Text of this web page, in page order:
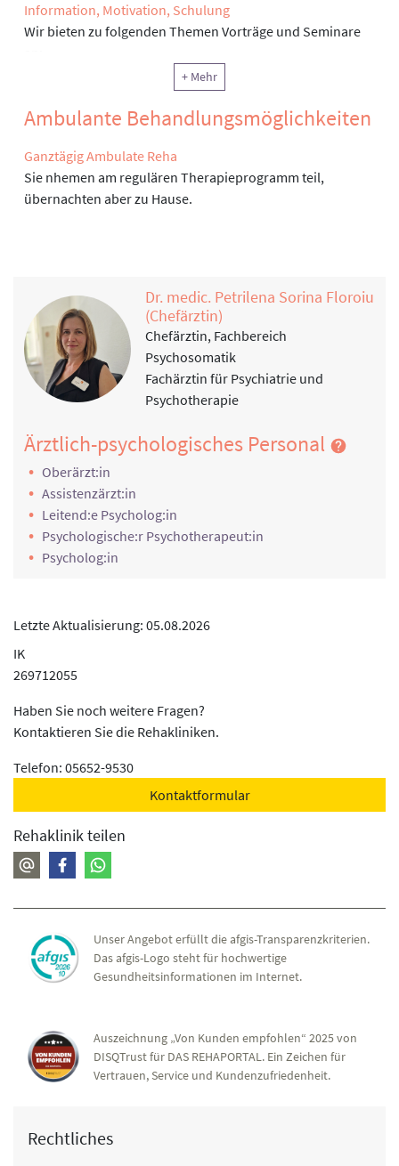
Information, Motivation, Schulung
Wir bieten zu folgenden Themen Vorträge und Seminare
- Blutfettwerte (Cholesterin)
- Chronischer Schmerz
- Depressionen
- Einführung in Entspannungsverfahren
- Stress und Stressbewältigung
- gesunde Ernährung
- Wechselzeiten
Sport- und Bewegungstherapie
- Interaktive Bewegungstherapie
- Bewegungsorientierte Gruppengymnastik
- Wassergymnastik
- medizinische Trainingstherapie
- Gruppengymnastik Wirbelsäule
- Gruppengymnastik für Arme und Beine
Physikalische Therapie
- Zusatzbäder
- Infrarotkabine
- Stromtherapie
- Mikrowellenbestrahlung
- Extensionstherapie
- Krankengymnastische Einzeltherapie
- Klassische Massagen
Ergotherapie, Arbeitstherapie und andere funktionelle
Therapie
In der Ergotherapie der Psychosomatik werden vor allem
gestalterische Techniken angewendet. Im Vordergrund
Neben dem Beleben von Handlungskompetenzen können
entlastende und entspannende Techniken erprobt
werden. Die in Gruppen ausgerichtete Therapie bietet
Kommunikation.
+ Mehr
Ambulante Behandlungsmöglichkeiten
Ganztägig Ambulate Reha
Sie nhemen am regulären Therapieprogramm teil,
übernachten aber zu Hause.
Dr. medic. Petrilena Sorina Floroiu
(Chefärztin)
Chefärztin, Fachbereich
Psychosomatik
Fachärztin für Psychiatrie und
Psychotherapie
Ärztlich-psychologisches Personal
Oberärzt:in
Assistenzärzt:in
Leitend:e Psycholog:in
Psychologische:r Psychotherapeut:in
Psycholog:in
Letzte Aktualisierung: 05.08.2026
Rehaklinik teilen
IK
269712055
Haben Sie noch weitere Fragen?
Kontaktieren Sie die Rehakliniken.
Telefon: 05652-9530
Kontaktformular
Unser Angebot erfüllt die afgis-Transparenzkriterien.
Das afgis-Logo steht für hochwertige
Gesundheitsinformationen im Internet.
Auszeichnung „Von Kunden empfohlen“ 2025 von
DISQTrust für DAS REHAPORTAL. Ein Zeichen für
Vertrauen, Service und Kundenzufriedenheit.
Rechtliches